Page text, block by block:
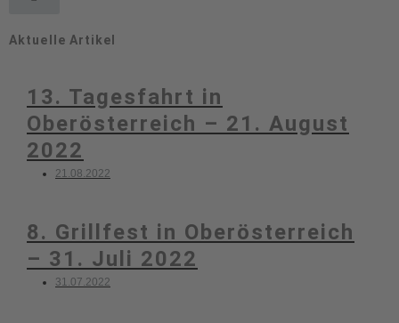
Aktuelle Artikel
13. Tagesfahrt in
Oberösterreich – 21. August
2022
21.08.2022
8. Grillfest in Oberösterreich
– 31. Juli 2022
31.07.2022